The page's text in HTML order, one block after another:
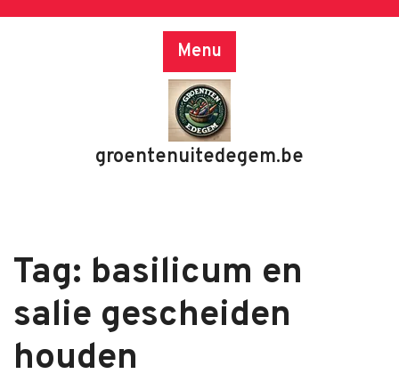
Menu
groentenuitedegem.be
Tag: basilicum en
salie gescheiden
houden